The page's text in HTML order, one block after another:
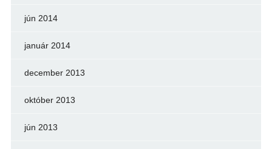
jún 2014
január 2014
december 2013
október 2013
jún 2013